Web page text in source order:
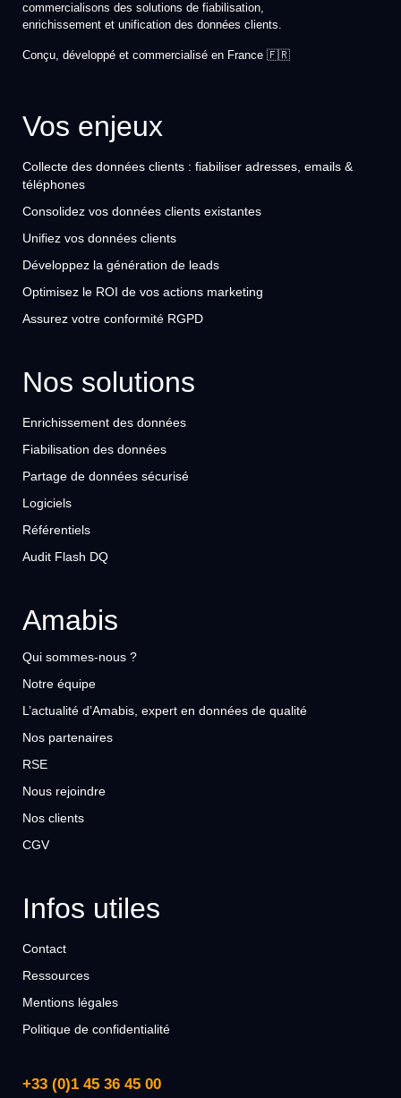
commercialisons des solutions de fiabilisation,
enrichissement et unification des données clients.
Conçu, développé et commercialisé en France 🇫🇷
Vos enjeux
Collecte des données clients : fiabiliser adresses, emails &
téléphones
Consolidez vos données clients existantes
Unifiez vos données clients
Développez la génération de leads
Optimisez le ROI de vos actions marketing
Assurez votre conformité RGPD
Nos solutions
Enrichissement des données
Fiabilisation des données
Partage de données sécurisé
Logiciels
Référentiels
Audit Flash DQ
Amabis
Qui sommes-nous ?
Notre équipe
L’actualité d’Amabis, expert en données de qualité
Nos partenaires
RSE
Nous rejoindre
Nos clients
CGV
Infos utiles
Contact
Ressources
Mentions légales
Politique de confidentialité
+33 (0)1 45 36 45 00